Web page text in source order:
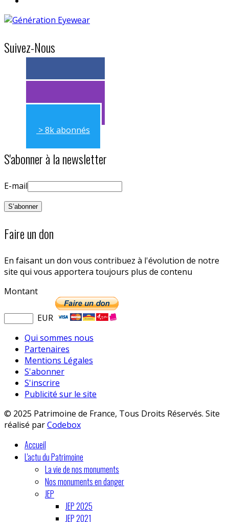
Suivez-Nous
> 11k abonnés
> 11k abonnés
> 8k abonnés
S'abonner à la newsletter
E-mail
Faire un don
En faisant un don vous contribuez à l'évolution de notre
site qui vous apportera toujours plus de contenu
Montant
EUR
Qui sommes nous
Partenaires
Mentions Légales
S'abonner
S'inscrire
Publicité sur le site
© 2025 Patrimoine de France, Tous Droits Réservés. Site
réalisé parCodebox
Accueil
L'actu du Patrimoine
La vie de nos monuments
Nos monuments en danger
JEP
JEP 2025
JEP 2021